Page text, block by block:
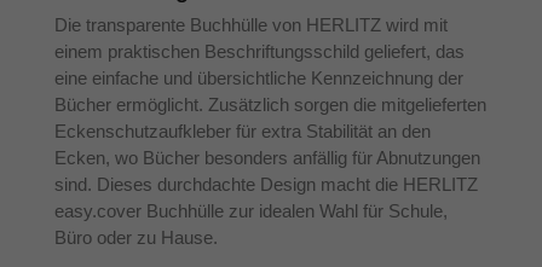
Die transparente Buchhülle von HERLITZ wird mit
einem praktischen Beschriftungsschild geliefert, das
eine einfache und übersichtliche Kennzeichnung der
Bücher ermöglicht. Zusätzlich sorgen die mitgelieferten
Eckenschutzaufkleber für extra Stabilität an den
Ecken, wo Bücher besonders anfällig für Abnutzungen
sind. Dieses durchdachte Design macht die HERLITZ
easy.cover Buchhülle zur idealen Wahl für Schule,
Büro oder zu Hause.